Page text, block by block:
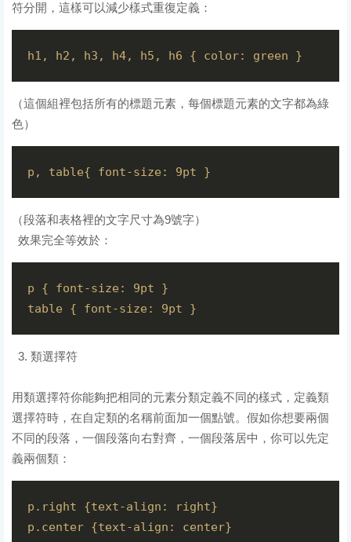
符分開，這樣可以減少樣式重復定義：
（這個組裡包括所有的標題元素，每個標題元素的文字都為綠
色）
（段落和表格裡的文字尺寸為9號字）
效果完全等效於：
p { font-size: 9pt }
3. 類選擇符
用類選擇符你能夠把相同的元素分類定義不同的樣式，定義類
選擇符時，在自定類的名稱前面加一個點號。假如你想要兩個
不同的段落，一個段落向右對齊，一個段落居中，你可以先定
義兩個類：
p.right {text-align: right}